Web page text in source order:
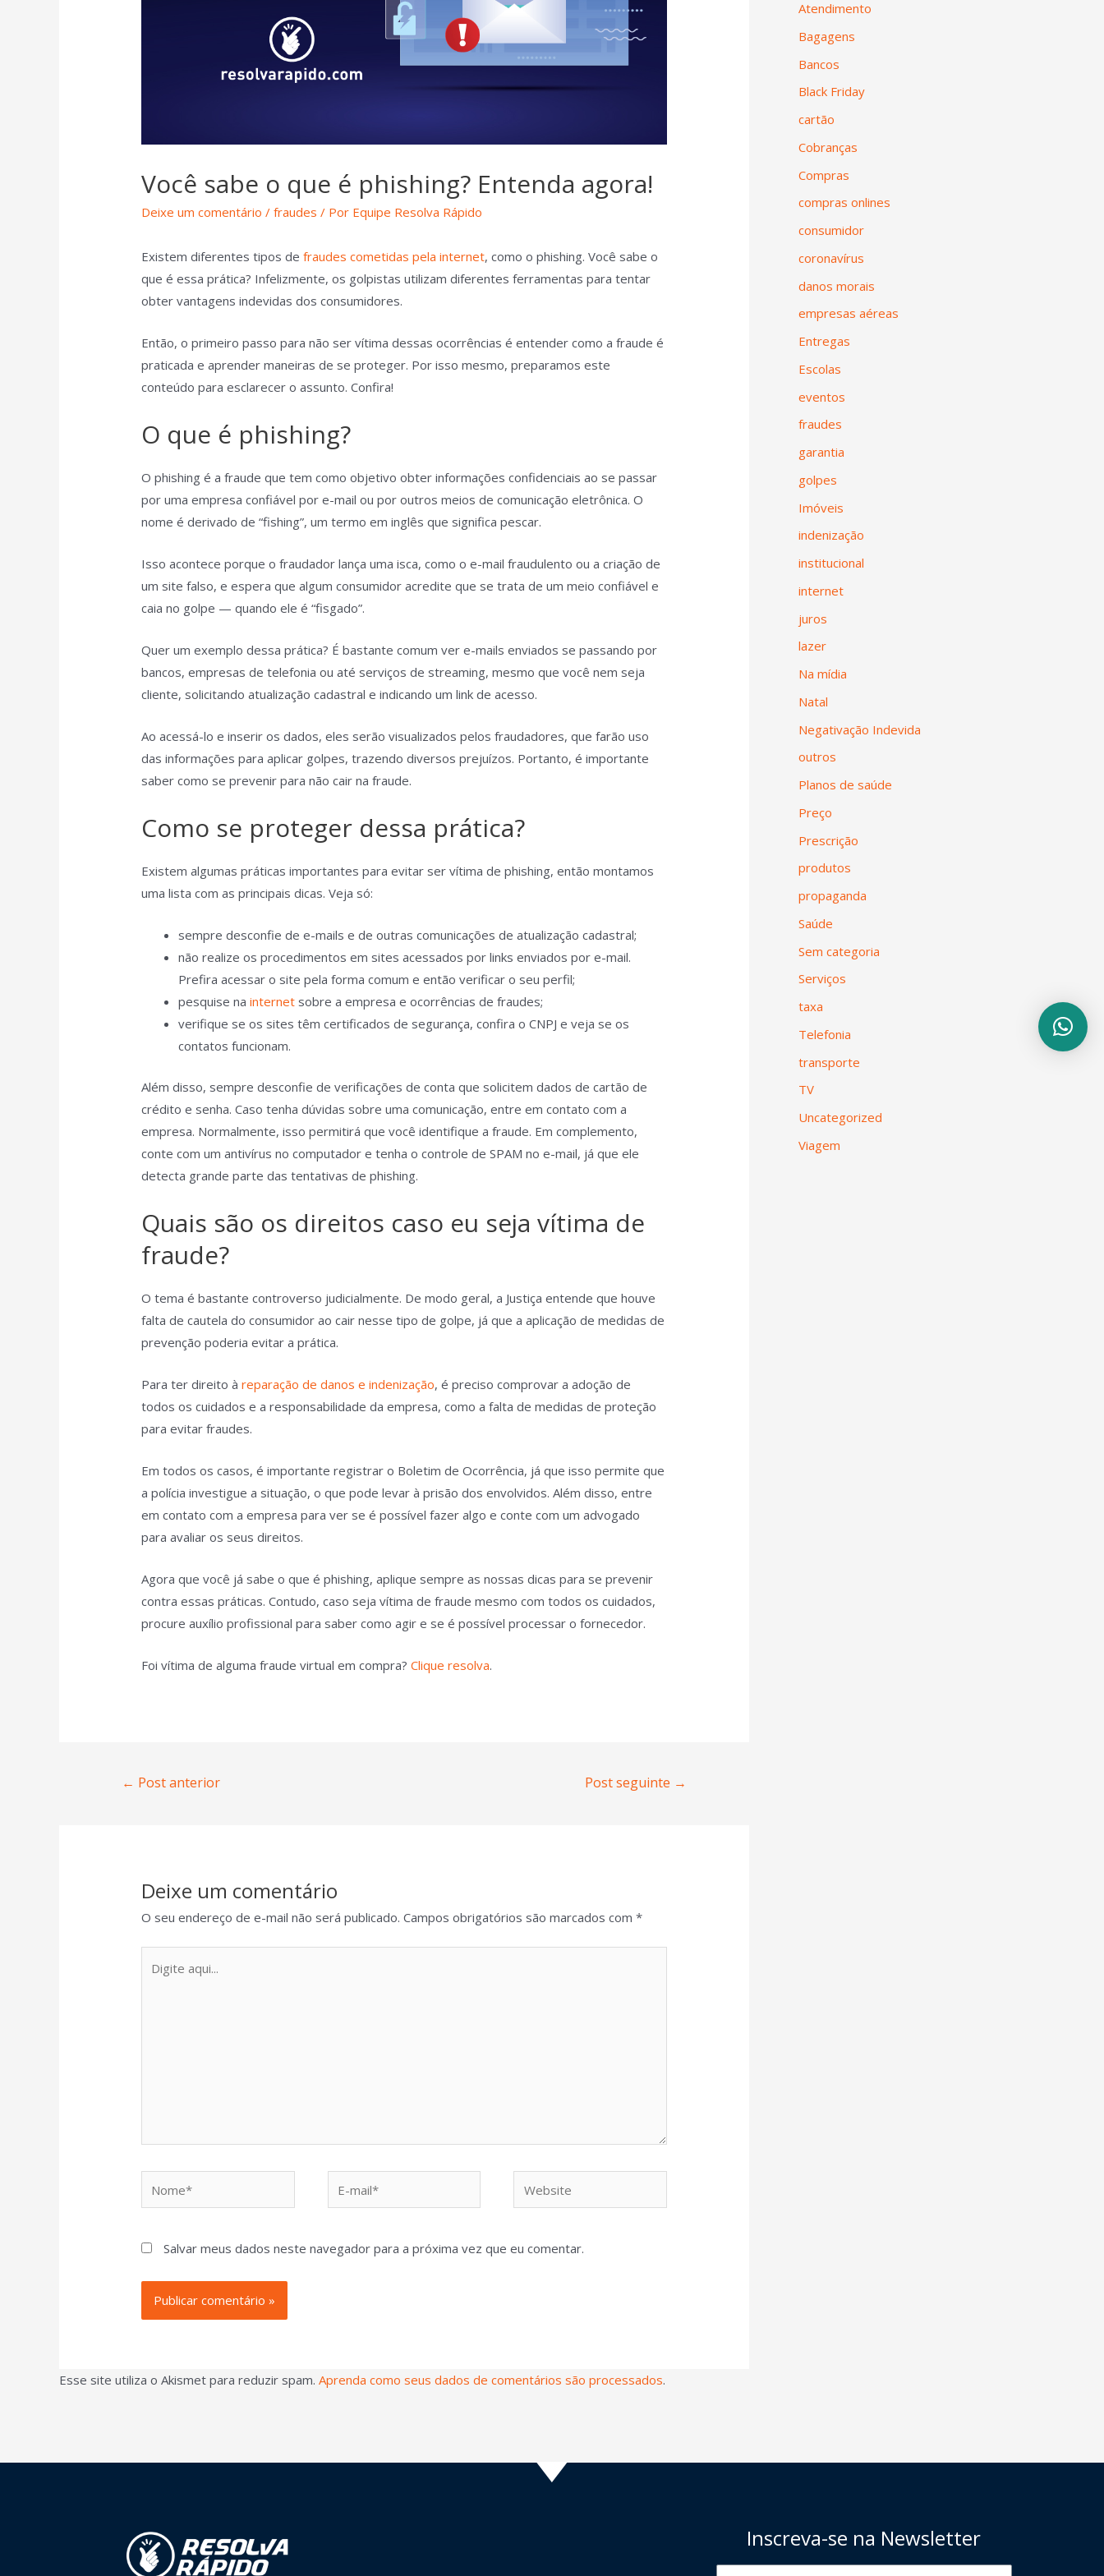
Você sabe o que é phishing? Entenda agora!
Deixe um comentário /fraudes / Por Equipe Resolva Rápido
Existem diferentes tipos defraudes cometidas pela internet, como o phishing. Você sabe o
que é essa prática? Infelizmente, os golpistas utilizam diferentes ferramentas para tentar
obter vantagens indevidas dos consumidores.
Então, o primeiro passo para não ser vítima dessas ocorrências é entender como a fraude é
praticada e aprender maneiras de se proteger. Por isso mesmo, preparamos este
conteúdo para esclarecer o assunto. Confira!
O que é phishing?
O phishing é a fraude que tem como objetivo obter informações confidenciais ao se passar
por uma empresa confiável por e-mail ou por outros meios de comunicação eletrônica. O
nome é derivado de “fishing”, um termo em inglês que significa pescar.
Isso acontece porque o fraudador lança uma isca, como o e-mail fraudulento ou a criação de
um site falso, e espera que algum consumidor acredite que se trata de um meio confiável e
caia no golpe — quando ele é “fisgado”.
Quer um exemplo dessa prática? É bastante comum ver e-mails enviados se passando por
bancos, empresas de telefonia ou até serviços de streaming, mesmo que você nem seja
cliente, solicitando atualização cadastral e indicando um link de acesso.
Ao acessá-lo e inserir os dados, eles serão visualizados pelos fraudadores, que farão uso
das informações para aplicar golpes, trazendo diversos prejuízos. Portanto, é importante
saber como se prevenir para não cair na fraude.
Como se proteger dessa prática?
Existem algumas práticas importantes para evitar ser vítima de phishing, então montamos
uma lista com as principais dicas. Veja só:
sempre desconfie de e-mails e de outras comunicações de atualização cadastral;
não realize os procedimentos em sites acessados por links enviados por e-mail.
Prefira acessar o site pela forma comum e então verificar o seu perfil;
pesquise nainternet sobre a empresa e ocorrências de fraudes;
verifique se os sites têm certificados de segurança, confira o CNPJ e veja se os
contatos funcionam.
Além disso, sempre desconfie de verificações de conta que solicitem dados de cartão de
crédito e senha. Caso tenha dúvidas sobre uma comunicação, entre em contato com a
empresa. Normalmente, isso permitirá que você identifique a fraude. Em complemento,
conte com um antivírus no computador e tenha o controle de SPAM no e-mail, já que ele
detecta grande parte das tentativas de phishing.
Quais são os direitos caso eu seja vítima de
fraude?
O tema é bastante controverso judicialmente. De modo geral, a Justiça entende que houve
falta de cautela do consumidor ao cair nesse tipo de golpe, já que a aplicação de medidas de
prevenção poderia evitar a prática.
Para ter direito àreparação de danos e indenização, é preciso comprovar a adoção de
todos os cuidados e a responsabilidade da empresa, como a falta de medidas de proteção
para evitar fraudes.
Em todos os casos, é importante registrar o Boletim de Ocorrência, já que isso permite que
a polícia investigue a situação, o que pode levar à prisão dos envolvidos. Além disso, entre
em contato com a empresa para ver se é possível fazer algo e conte com um advogado
para avaliar os seus direitos.
Agora que você já sabe o que é phishing, aplique sempre as nossas dicas para se prevenir
contra essas práticas. Contudo, caso seja vítima de fraude mesmo com todos os cuidados,
procure auxílio profissional para saber como agir e se é possível processar o fornecedor.
Foi vítima de alguma fraude virtual em compra?Clique resolva.
← Post anterior Post seguinte →
Deixe um comentário
O seu endereço de e-mail não será publicado. Campos obrigatórios são marcados com*
Salvar meus dados neste navegador para a próxima vez que eu comentar.
Esse site utiliza o Akismet para reduzir spam. Aprenda como seus dados de comentários são processados.
Atendimento
Bagagens
Bancos
Black Friday
cartão
Cobranças
Compras
compras onlines
consumidor
coronavírus
danos morais
empresas aéreas
Entregas
Escolas
eventos
fraudes
garantia
golpes
Imóveis
indenização
institucional
internet
juros
lazer
Na mídia
Natal
Negativação Indevida
outros
Planos de saúde
Preço
Prescrição
produtos
propaganda
Saúde
Sem categoria
Serviços
taxa
Telefonia
transporte
TV
Uncategorized
Viagem
Inscreva-se na Newsletter